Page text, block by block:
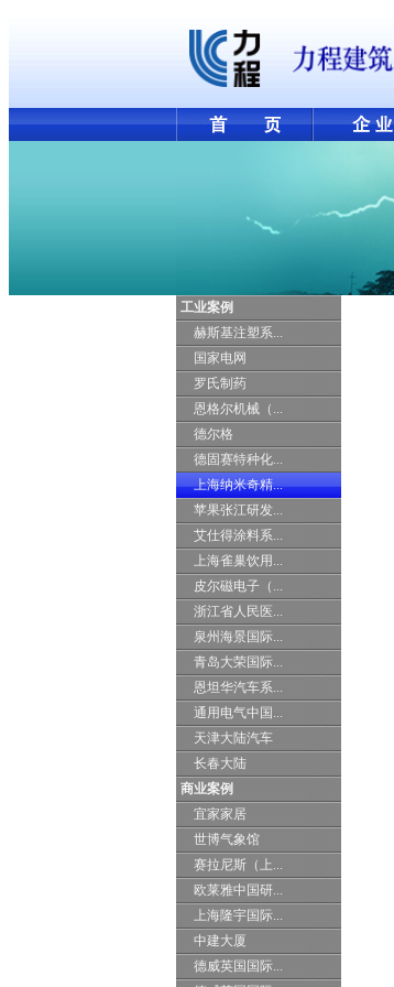
工业案例
赫斯基注塑系...
国家电网
罗氏制药
恩格尔机械（...
德尔格
德固赛特种化...
上海纳米奇精...
苹果张江研发...
艾仕得涂料系...
上海雀巢饮用...
皮尔磁电子（...
浙江省人民医...
泉州海景国际...
青岛大荣国际...
恩坦华汽车系...
通用电气中国...
天津大陆汽车
长春大陆
商业案例
宜家家居
世博气象馆
赛拉尼斯（上...
欧莱雅中国研...
上海隆宇国际...
中建大厦
德威英国国际...